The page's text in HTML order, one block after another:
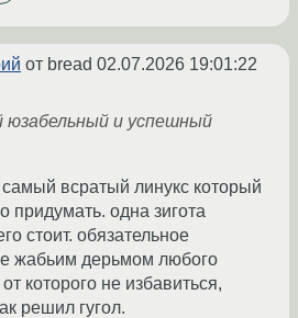
от bread 02.07.2026 19:01:22
юзабельный и успешный
всратый линукс который
придумать. одна зигота
стоит. обязательное
жабьим дерьмом любого
которого не избавиться,
решил гугол.